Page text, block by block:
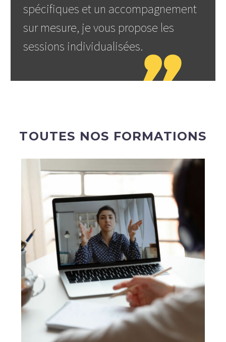
spécifiques et un accompagnement
sur mesure, je vous propose les
sessions individualisées.

TOUTES NOS FORMATIONS